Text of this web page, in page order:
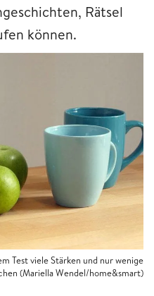
Rätsel
können.
Test viele Stärken und nur wenige
(Mariella Wendel/home&smart)